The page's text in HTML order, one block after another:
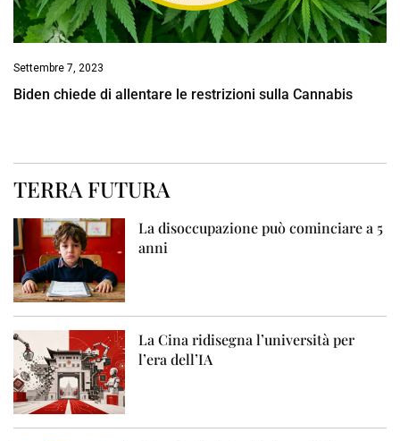
Settembre 7, 2023
Biden chiede di allentare le restrizioni sulla Cannabis
TERRA FUTURA
La disoccupazione può cominciare a 5
anni
La Cina ridisegna l’università per
l’era dell’IA